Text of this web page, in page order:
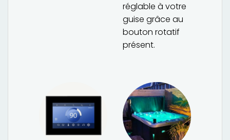
réglable à votre
guise grâce au
bouton rotatif
présent.